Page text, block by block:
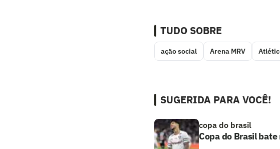
TUDO SOBRE
ação social Arena MRV
SUGERIDA PARA VOCÊ!
copa do brasil
Copa do Brasil